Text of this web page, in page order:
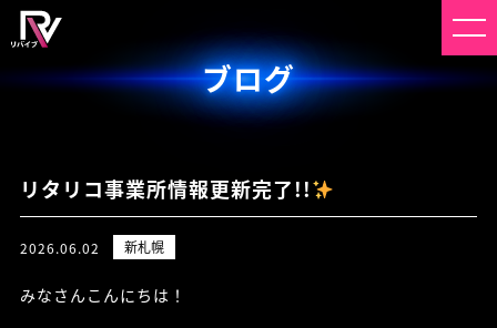
ブログ
リタリコ事業所情報更新完了!!
2026.06.02 新札幌
みなさんこんにちは！